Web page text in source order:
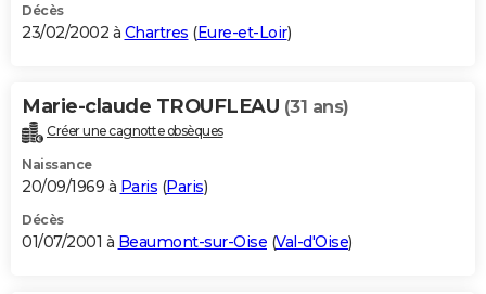
Décès
23/02/2002 à Chartres (Eure-et-Loir)
Marie-claude TROUFLEAU (31 ans)
Créer une cagnotte obsèques
Naissance
20/09/1969 à Paris (Paris)
Décès
01/07/2001 à Beaumont-sur-Oise (Val-d'Oise)